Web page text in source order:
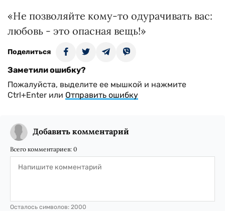
«Не позволяйте кому-то одурачивать вас:
любовь - это опасная вещь!»
Поделиться
Заметили ошибку?
Пожалуйста, выделите ее мышкой и нажмите
Ctrl+Enter или Отправить ошибку
Добавить комментарий
Всего комментариев: 0
Осталось символов: 2000